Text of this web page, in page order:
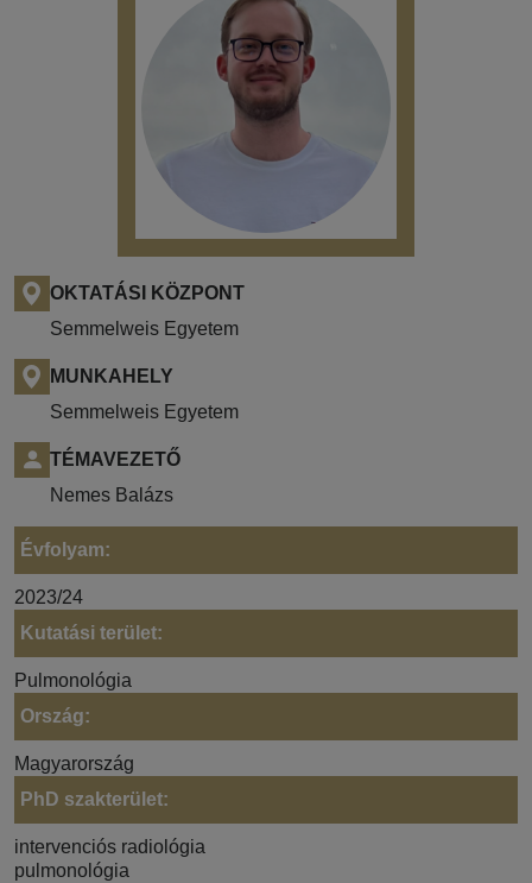
OKTATÁSI KÖZPONT
Semmelweis Egyetem
MUNKAHELY
Semmelweis Egyetem
TÉMAVEZETŐ
Nemes Balázs
Évfolyam:
2023/24
Kutatási terület:
Pulmonológia
Ország:
Magyarország
PhD szakterület:
intervenciós radiológia
pulmonológia